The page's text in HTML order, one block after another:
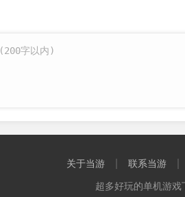
关于当游 联系当游
超多好玩的单机游戏